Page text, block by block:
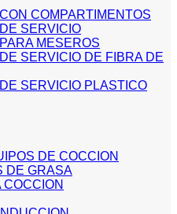
COMPARTIMENTOS
SERVICIO
MESEROS
SERVICIO DE FIBRA DE
SERVICIO PLASTICO
DE COCCION
DE GRASA